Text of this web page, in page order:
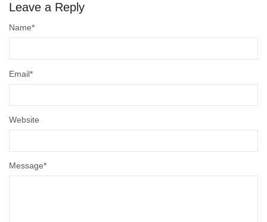
Leave a Reply
Message*
Name*
Email*
Website